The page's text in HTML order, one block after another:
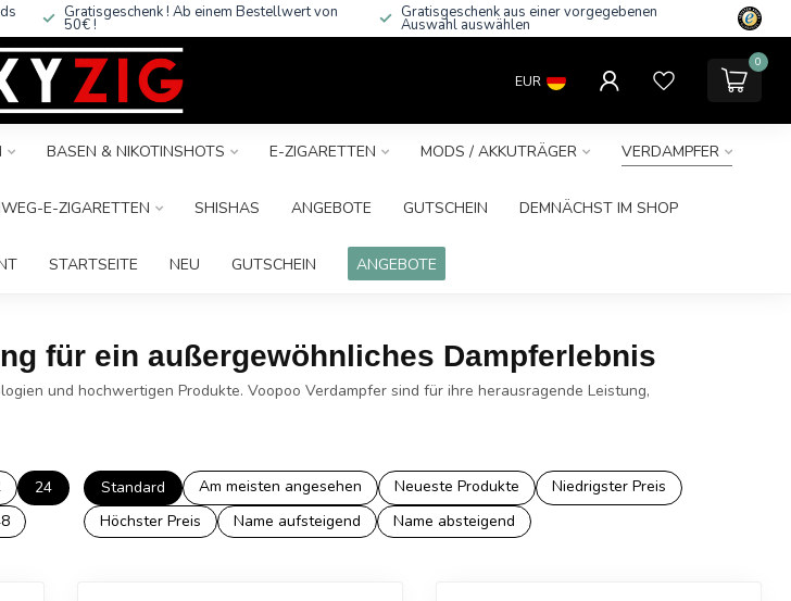
Gratisgeschenk ! Ab einem Bestellwert von
50€ !
Gratisgeschenk aus einer vorgegebenen
Auswahl auswählen
EUR
0
BASEN & NIKOTINSHOTS E-ZIGARETTEN MODS / AKKUTRÄGER VERDAMPFER
E-ZIGARETTEN SHISHAS ANGEBOTE GUTSCHEIN DEMNÄCHST IM SHOP
STARTSEITE NEU GUTSCHEIN ANGEBOTE
für ein außergewöhnliches Dampferlebnis
und hochwertigen Produkte. Voopoo Verdampfer sind für ihre herausragende Leistung,
24
Standard Am meisten angesehen Neueste Produkte
Niedrigster Preis
Höchster Preis
Name aufsteigend Name absteigend